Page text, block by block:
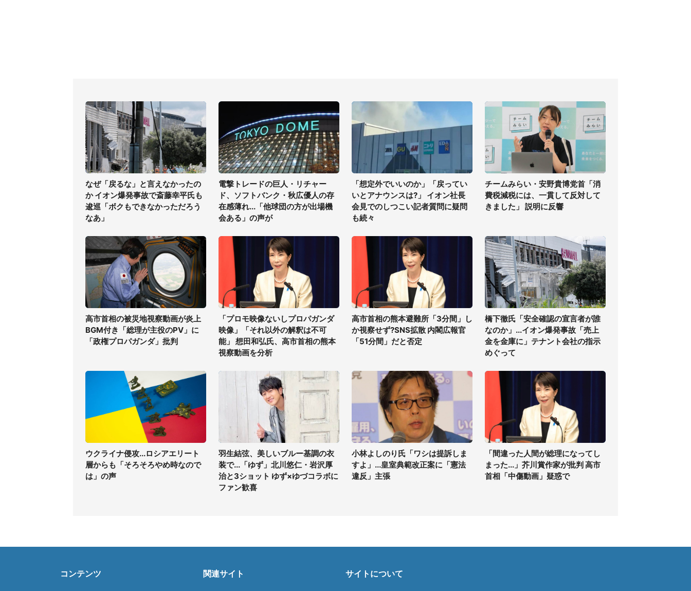
なぜ「戻るな」と言えなかったの
か イオン爆発事故で斎藤幸平氏も
逡巡「ボクもできなかっただろう
なあ」
電撃トレードの巨人・リチャー
ド、ソフトバンク・秋広優人の存
在感薄れ...「他球団の方が出場機
会ある」の声が
「想定外でいいのか」「戻ってい
いとアナウンスは?」 イオン社長
会見でのしつこい記者質問に疑問
も続々
チームみらい・安野貴博党首「消
費税減税には、一貫して反対して
きました」 説明に反響
高市首相の被災地視察動画が炎上
BGM付き「総理が主役のPV」に
「政権プロパガンダ」批判
「プロモ映像ないしプロパガンダ
映像」「それ以外の解釈は不可
能」 想田和弘氏、高市首相の熊本
視察動画を分析
高市首相の熊本避難所「3分間」し
か視察せず?SNS拡散 内閣広報官
「51分間」だと否定
橋下徹氏「安全確認の宣言者が誰
なのか」...イオン爆発事故「売上
金を金庫に」テナント会社の指示
めぐって
ウクライナ侵攻...ロシアエリート
層からも「そろそろやめ時なので
は」の声
羽生結弦、美しいブルー基調の衣
装で...「ゆず」北川悠仁・岩沢厚
治と3ショット ゆず×ゆづコラボに
ファン歓喜
小林よしのり氏「ワシは提訴しま
すよ」...皇室典範改正案に「憲法
違反」主張
「間違った人間が総理になってし
まった...」芥川賞作家が批判 高市
首相「中傷動画」疑惑で
コンテンツ 関連サイト サイトについて